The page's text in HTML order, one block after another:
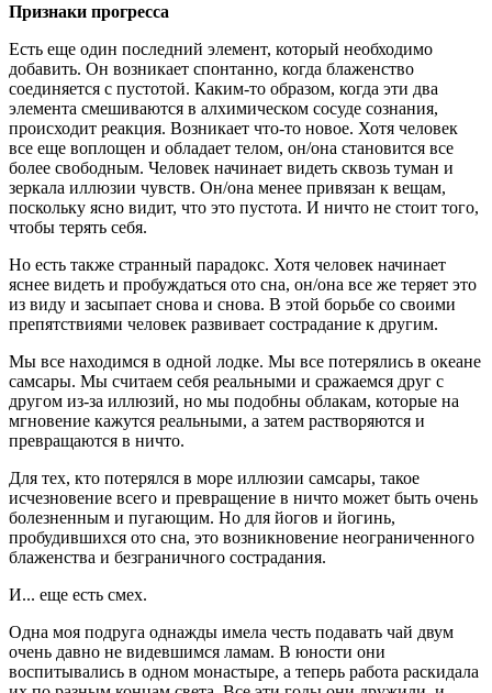
Признаки прогресса
Есть еще один последний элемент, который необходимо
добавить. Он возникает спонтанно, когда блаженство
соединяется с пустотой. Каким-то образом, когда эти два
элемента смешиваются в алхимическом сосуде сознания,
происходит реакция. Возникает что-то новое. Хотя человек
все еще воплощен и обладает телом, он/она становится все
более свободным. Человек начинает видеть сквозь туман и
зеркала иллюзии чувств. Он/она менее привязан к вещам,
поскольку ясно видит, что это пустота. И ничто не стоит того,
чтобы терять себя.
Но есть также странный парадокс. Хотя человек начинает
яснее видеть и пробуждаться ото сна, он/она все же теряет это
из виду и засыпает снова и снова. В этой борьбе со своими
препятствиями человек развивает сострадание к другим.
Мы все находимся в одной лодке. Мы все потерялись в океане
самсары. Мы считаем себя реальными и сражаемся друг с
другом из-за иллюзий, но мы подобны облакам, которые на
мгновение кажутся реальными, а затем растворяются и
превращаются в ничто.
Для тех, кто потерялся в море иллюзии самсары, такое
исчезновение всего и превращение в ничто может быть очень
болезненным и пугающим. Но для йогов и йогинь,
пробудившихся ото сна, это возникновение неограниченного
блаженства и безграничного сострадания.
И... еще есть смех.
Одна моя подруга однажды имела честь подавать чай двум
очень давно не видевшимся ламам. В юности они
воспитывались в одном монастыре, а теперь работа раскидала